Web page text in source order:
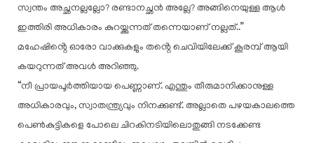
സ്വന്തം അച്ഛനല്ലല്ലോ? രണ്ടാനച്ഛൻ അല്ലേ? അങ്ങിനെയുള്ള ആൾ
ഇത്തിരി അധികാരം കുറയ്ക്കുന്നത് തന്നെയാണ് നല്ലത്..”
മഹേഷിൻ്റെ ഓരോ വാക്കുകളും തൻ്റെ ചെവിയിലേക്ക് കൂരമ്പ് ആയി
കയറുന്നത് അവൾ അറിഞ്ഞു.
“നീ പ്രായപൂർത്തിയായ പെണ്ണാണ്. എന്തും തീരുമാനിക്കാനുള്ള
അധികാരവും, സ്വാതന്ത്ര്യവും നിനക്കുണ്ട്. അല്ലാതെ പഴയകാലത്തെ
പെൺകുട്ടികളെ പോലെ ചിറകിനടിയിലൊതുങ്ങി നടക്കേണ്ട